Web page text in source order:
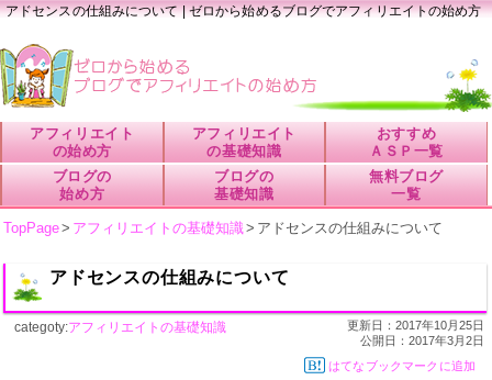
アドセンスの仕組みについて | ゼロから始めるブログでアフィリエイトの始め方
アフィリエイト
の始め方
アフィリエイト
の基礎知識
おすすめ
ＡＳＰ一覧
ブログの
始め方
ブログの
基礎知識
無料ブログ
一覧
TopPage> アフィリエイトの基礎知識> アドセンスの仕組みについて
アドセンスの仕組みについて
categoty:アフィリエイトの基礎知識 更新日： 2017年10月25日
公開日： 2017年3月2日
はてなブックマークに追加